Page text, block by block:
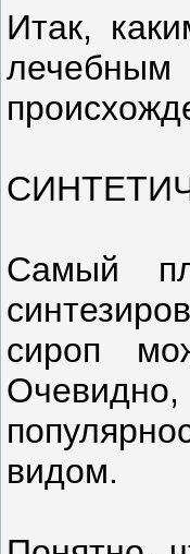
Итак,
Самый
сироп
видом.